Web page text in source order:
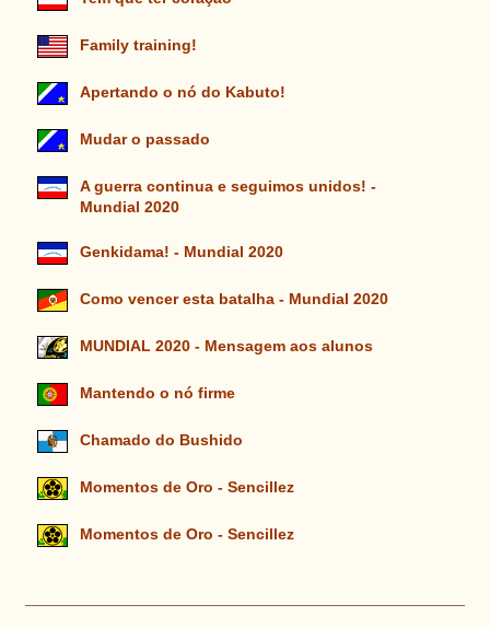
Family training!
Apertando o nó do Kabuto!
Mudar o passado
A guerra continua e seguimos unidos! -
Mundial 2020
Genkidama! - Mundial 2020
Como vencer esta batalha - Mundial 2020
MUNDIAL 2020 - Mensagem aos alunos
Mantendo o nó firme
Chamado do Bushido
Momentos de Oro - Sencillez
Momentos de Oro - Sencillez